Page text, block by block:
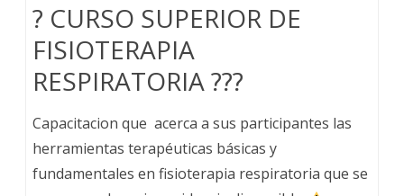
? CURSO SUPERIOR DE
FISIOTERAPIA
RESPIRATORIA ???
Capacitacion que acerca a sus participantes las
herramientas terapéuticas básicas y
fundamentales en fisioterapia respiratoria que se